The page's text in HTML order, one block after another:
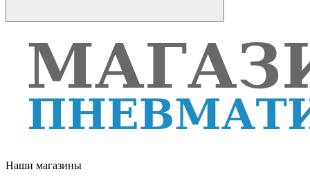
Наши магазины